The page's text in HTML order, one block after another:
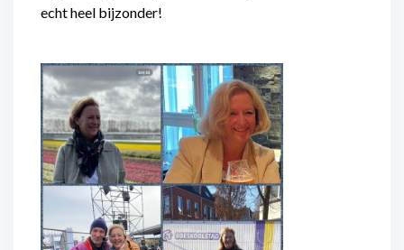
echt heel bijzonder!